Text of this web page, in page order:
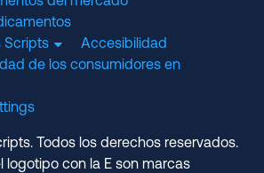
Scripts
Accesibilidad
de los consumidores en
Todos los derechos reservados.
logotipo con la E son marcas